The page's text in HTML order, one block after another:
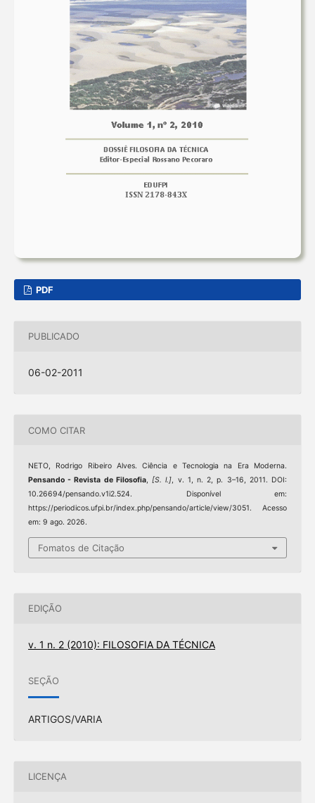
PDF
PUBLICADO
06-02-2011
COMO CITAR
NETO, Rodrigo Ribeiro Alves. Ciência e Tecnologia na Era Moderna.
Pensando - Revista de Filosofia,[S. l.], v. 1, n. 2, p. 3–16, 2011. DOI:
10.26694/pensando.v1i2.524. Disponível em:
https://periodicos.ufpi.br/index.php/pensando/article/view/3051. Acesso
em: 9 ago. 2026.
Fomatos de Citação
EDIÇÃO
v. 1 n. 2 (2010): FILOSOFIA DA TÉCNICA
SEÇÃO
ARTIGOS/VARIA
LICENÇA